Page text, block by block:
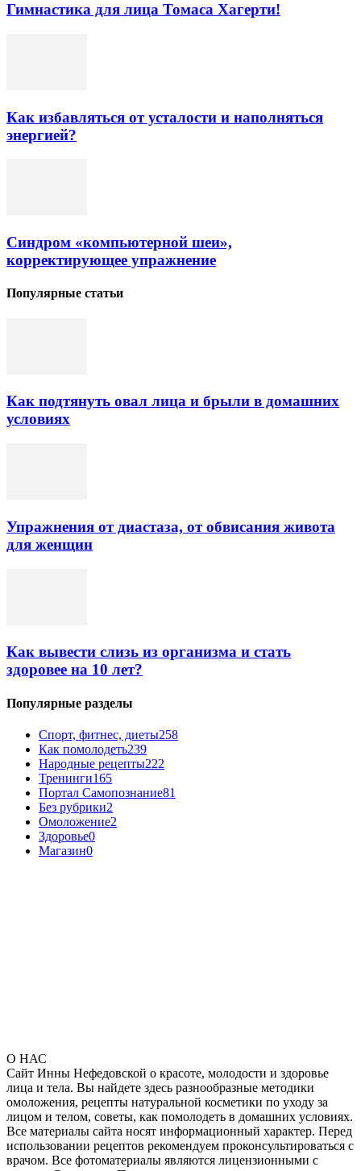
Гимнастика для лица Томаса Хагерти!
Как избавляться от усталости и наполняться
энергией?
Синдром «компьютерной шеи»,
корректирующее упражнение
Популярные статьи
Как подтянуть овал лица и брыли в домашних
условиях
Упражнения от диастаза, от обвисания живота
для женщин
Как вывести слизь из организма и стать
здоровее на 10 лет?
Популярные разделы
Спорт, фитнес, диеты258
Как помолодеть239
Народные рецепты222
Тренинги165
Портал Самопознание81
Без рубрики2
Омоложение2
Здоровье0
Магазин0
О НАС
Сайт Инны Нефедовской о красоте, молодости и здоровье
лица и тела. Вы найдете здесь разнообразные методики
омоложения, рецепты натуральной косметики по уходу за
лицом и телом, советы, как помолодеть в домашних условиях.
Все материалы сайта носят информационный характер. Перед
использовании рецептов рекомендуем проконсультироваться с
врачом. Все фотоматериалы являются лицензионными с